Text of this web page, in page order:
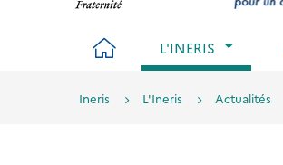
ACCUEILL'INERIS
Ineris L'Ineris Actualités